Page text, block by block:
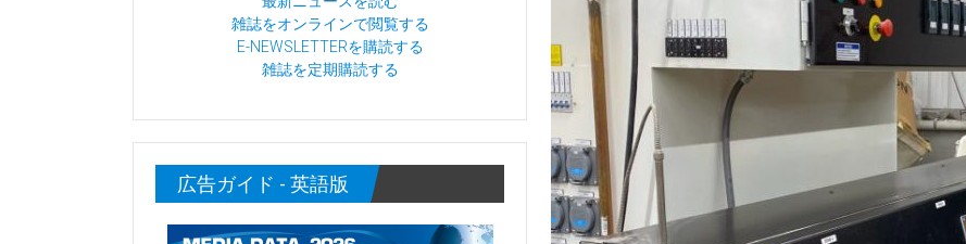
雑誌をオンラインで閲覧する
E-NEWSLETTERを購読する
雑誌を定期購読する
広告ガイド - 英語版